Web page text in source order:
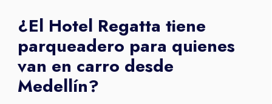
¿El Hotel Regatta tiene
parqueadero para quienes
van en carro desde
Medellín?